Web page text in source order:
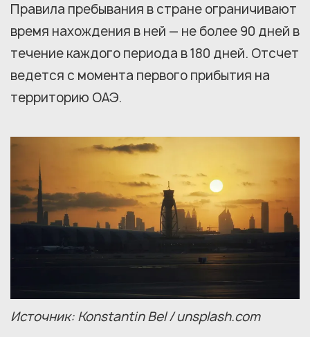
Правила пребывания в стране ограничивают
время нахождения в ней — не более 90 дней в
течение каждого периода в 180 дней. Отсчет
ведется с момента первого прибытия на
территорию ОАЭ.
Источник: Konstantin Bel / unsplash.com